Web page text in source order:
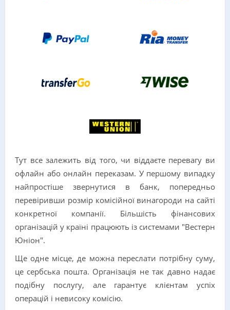
Тут все залежить від того, чи віддаєте перевагу ви
офлайн або онлайн переказам. У першому випадку
найпростіше звернутися в банк, попередньо
перевіривши розмір комісійної винагороди на сайті
конкретної компанії. Більшість фінансових
організацій у країні працюють із системами "Вестерн
Юніон".
Ще одне місце, де можна переслати потрібну суму,
це сербська пошта. Організація не так давно надає
подібну послугу, але гарантує клієнтам успіх
операцій і невисоку комісію.